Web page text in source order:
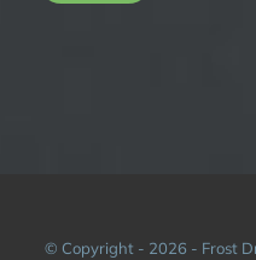
© Copyright - 2026 - Frost